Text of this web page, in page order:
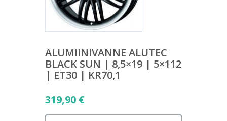
ALUMIINIVANNE ALUTEC
BLACK SUN | 8,5×19 | 5×112
| ET30 | KR70,1
319,90 €